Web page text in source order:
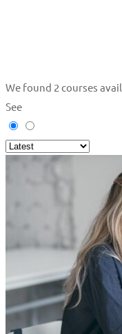
We found 2 courses
See